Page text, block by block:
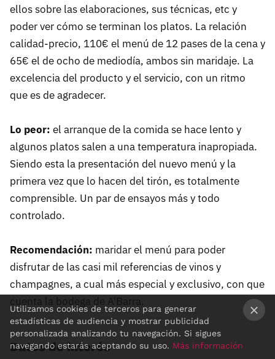
ellos sobre las elaboraciones, sus técnicas, etc y
poder ver cómo se terminan los platos. La relación
calidad-precio, 110€ el menú de 12 pases de la cena y
65€ el de ocho de mediodía, ambos sin maridaje. La
excelencia del producto y el servicio, con un ritmo
que es de agradecer.
Lo peor: el arranque de la comida se hace lento y
algunos platos salen a una temperatura inapropiada.
Siendo esta la presentación del nuevo menú y la
primera vez que lo hacen del tirón, es totalmente
comprensible. Un par de ensayos más y todo
controlado.
Recomendación: maridar el menú para poder
disfrutar de las casi mil referencias de vinos y
champagnes, a cual más especial y exclusivo, con que
cuenta la bodega de A'Barra.
Datos de interés
Utilizamos cookies de terceros para generar
estadísticas de audiencia y mostrar publicidad
personalizada analizando tu navegación. Si sigues
navegando estarás aceptando su uso. Más información